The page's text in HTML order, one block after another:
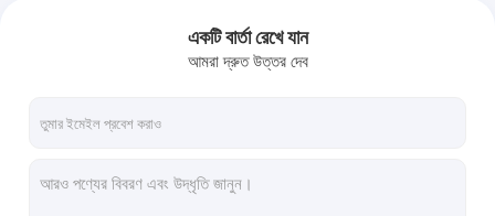
পোর্টেবল প্লাজমা কর্তনকারী
পালস টিআইজি এমএমএ ওয়েল্ডার
একটি বার্তা রেখে যান
আমরা দ্রুত উত্তর দেব